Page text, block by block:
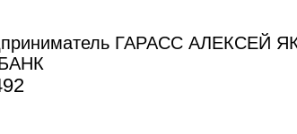
ГАРАСС АЛЕКСЕЙ